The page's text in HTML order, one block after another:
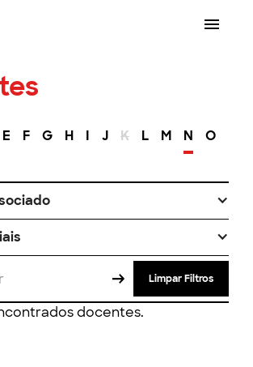
E F G H I J K L M N O
Limpar Filtros
docentes.